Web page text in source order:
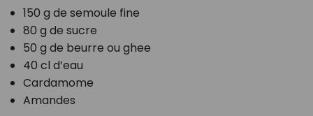
150 g de semoule fine
80 g de sucre
50 g de beurre ou ghee
40 cl d’eau
Cardamome
Amandes